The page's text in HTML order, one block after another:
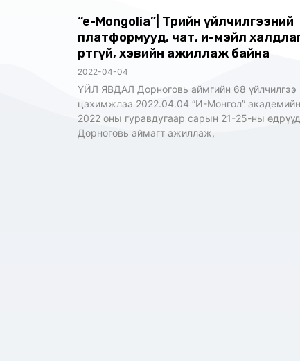
“e-Mongolia”| Төрийн үйлчилгээний
платформууд, чат, и-мэйл
өртөөгүй, хэвийн ажиллаж байна
2022-04-04
ҮЙЛ ЯВДАЛ Дорноговь аймгийн 68 үйлчилгээ
цахимжлаа 2022.04.04 “И-Монгол”
2022 оны гуравдугаар сарын 21-25-ны
Дорноговь аймагт ажиллаж,